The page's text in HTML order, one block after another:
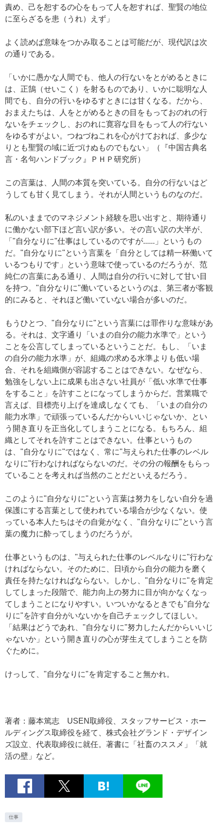
責め、己を恕するの心をもって人を恕すれば、聖賢の地位
に至らざるを患（うれ）えず」
よく読めば意味をつかみ取ることは可能だが、現代訳は次
の通りである。
「いかに愚かな人間でも、他人の行ないをとがめるときに
は、正鵠（せいこく）を射るものであり、いかに聡明な人
間でも、自分の行いをゆるすときには甘くなる。だから、
おまえたちは、人をとがめるときの目をもっておのれの行
ないをチェックし、おのれに寛容な目をもって人の行ない
をゆるすがよい。つねづねこれを心がけておれば、多少な
りとも聖賢の域に近づけぬものでもない」（『中国古典名
言・名句ハンドブック』ＰＨＰ研究所）
この言葉は、人間の本質を突いている。自分の行ないはど
うしても甘く見てしまう。それが人間というものなのだ。
私のいままでのマネジメント経験を思い出すと、期待通り
に働かない部下ほど言い訳が多い。その言い訳の大半が、
「"自分なりに"仕事はしているのですが......」というもの
だ。"自分なりに"という言葉を「自分としては精一杯働いて
いるつもりです」という意味で使っているのだろうが、范
純仁の言葉にある通り、人間は自分の行いに対して甘い目
を持つ。"自分なりに"働いているというのは、第三者が客観
的にみると、それほど働いていない場合が多いのだ。
もうひとつ、"自分なりに"という言葉には罪作りな意味があ
る。それは、文字通り「いまの自分の能力水準で」という
ことを公言してしまっているということだ。もし、「いま
の自分の能力水準」が、組織の求める水準よりも低い場
合、それを組織側が容認することはできない。なぜなら、
勉強をしない上に成果も出さない社員が「低い水準で仕事
をすること」を許すことになってしまうからだ。営業職で
言えば、目標売り上げを達成しなくても、「いまの自分の
能力水準」で頑張っているんだからいいじゃないか、とい
う開き直りを正当化してしまうことになる。もちろん、組
織としてそれを許すことはできない。仕事というもの
は、"自分なりに"ではなく、常に"与えられた仕事のレベル
なりに"行わなければならないのだ。その分の報酬をもらっ
ていることを考えれば当然のことだといえるだろう。
このように"自分なりに"という言葉は努力をしない自分を過
保護にする言葉として使われている場合が少なくない。使
っている本人たちはその自覚がなく、"自分なりに"という言
葉の魔力に酔ってしまうのだろうが。
仕事というものは、"与えられた仕事のレベルなりに"行わな
ければならない。そのために、日頃から自分の能力を磨く
責任を持たなければならない。しかし、"自分なりに"を肯定
してしまった段階で、能力向上の努力に目が向かなくなっ
てしまうことになりやすい。いついかなるときでも"自分な
りに"を許す自分がいないかを自己チェックしてほしい。
「結果はどうであれ、"自分なりに"努力したんだからいいじ
ゃないか」という開き直りの心が芽生えてしまうことを防
ぐために。
けっして、"自分なりに"を肯定すること無かれ。
著者：藤本篤志 USEN取締役、スタッフサービス・ホー
ルディングス取締役を経て、株式会社グランド・デザイン
ズ設立、代表取締役に就任。著書に「社畜のススメ」「就
活の壁」など。
仕事